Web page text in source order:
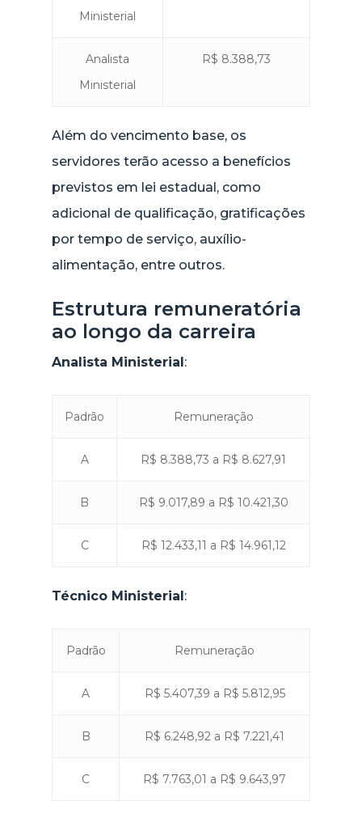
Ministerial
Analista
Ministerial
R$ 8.388,73
Além do vencimento base, os
servidores terão acesso a benefícios
previstos em lei estadual, como
adicional de qualificação, gratificações
por tempo de serviço, auxílio-
alimentação, entre outros.
Estrutura remuneratória
ao longo da carreira
Analista Ministerial:
Padrão Remuneração
A R$ 8.388,73 a R$ 8.627,91
B R$ 9.017,89 a R$ 10.421,30
C R$ 12.433,11 a R$ 14.961,12
Técnico Ministerial:
Padrão Remuneração
A R$ 5.407,39 a R$ 5.812,95
B R$ 6.248,92 a R$ 7.221,41
C R$ 7.763,01 a R$ 9.643,97